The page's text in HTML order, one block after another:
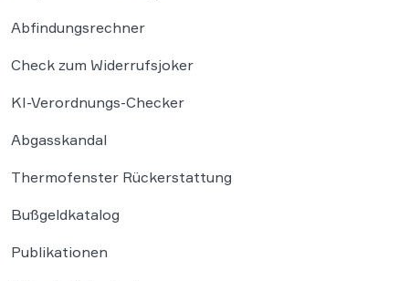
Abfindungsrechner
Check zum Widerrufsjoker
KI-Verordnungs-Checker
Abgasskandal
Thermofenster Rückerstattung
Bußgeldkatalog
Publikationen